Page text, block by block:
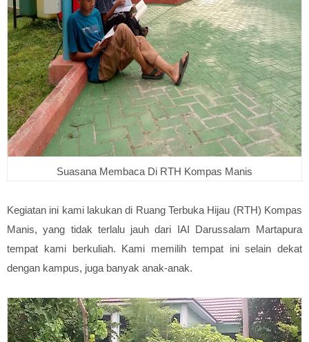
Suasana Membaca Di RTH Kompas Manis
Kegiatan ini kami lakukan di Ruang Terbuka Hijau (RTH) Kompas
Manis, yang tidak terlalu jauh dari IAI Darussalam Martapura
tempat kami berkuliah. Kami memilih tempat ini selain dekat
dengan kampus, juga banyak anak-anak.